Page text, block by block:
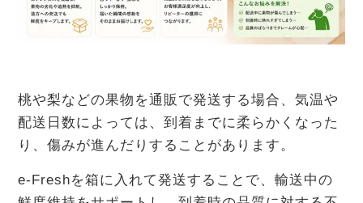
桃や梨などの果物を通販で発送する場合、気温や
配送日数によっては、到着までに柔らかくなった
り、傷みが進んだりすることがあります。
e-Freshを箱に入れて発送することで、輸送中の